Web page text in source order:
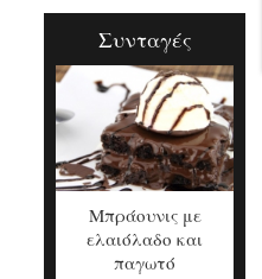
Συνταγές
Μπράουνις με
ελαιόλαδο και
παγωτό